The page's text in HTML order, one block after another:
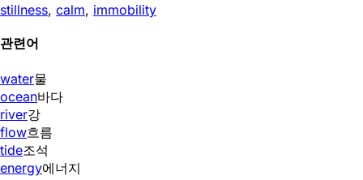
stillness, calm, immobility
관련어
water물
ocean바다
river강
flow흐름
tide조석
energy에너지